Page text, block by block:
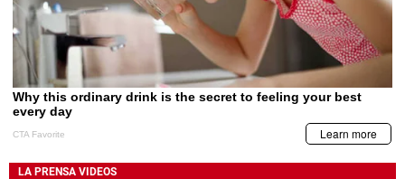
LA PRENSA VIDEOS